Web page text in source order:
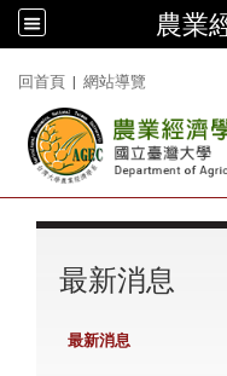
農業
回首頁 | 網站導覽
最新消息
最新消息